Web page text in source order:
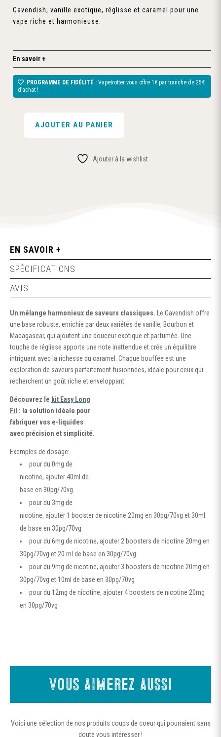
Cavendish, vanille exotique, réglisse et caramel pour une
vape riche et harmonieuse.
En savoir +
PROGRAMME DE FIDÉLITÉ : Vapetrotter vous offre 1€ par tranche de 25€
d’achat !
AJOUTER AU PANIER
Ajouter à la wishlist
EN SAVOIR +
SPÉCIFICATIONS
AVIS
Un mélange harmonieux de saveurs classiques. Le Cavendish offre
une base robuste, enrichie par deux variétés de vanille, Bourbon et
Madagascar, qui ajoutent une douceur exotique et parfumée. Une
touche de réglisse apporte une note inattendue et crée un équilibre
intriguant avec la richesse du caramel. Chaque bouffée est une
exploration de saveurs parfaitement fusionnées, idéale pour ceux qui
recherchent un goût riche et enveloppant.
Découvrez le kit Easy Long
Fil : la solution idéale pour
fabriquer vos e-liquides
avec précision et simplicité.
Exemples de dosage:
pour du 0mg de
nicotine, ajouter 40ml de
base en 30pg/70vg
pour du 3mg de
nicotine, ajouter 1 booster de nicotine 20mg en 30pg/70vg et 30ml
de base en 30pg/70vg
pour du 6mg de nicotine, ajouter 2 boosters de nicotine 20mg en
30pg/70vg et 20 ml de base en 30pg/70vg
pour du 9mg de nicotine, ajouter 3 boosters de nicotine 20mg en
30pg/70vg et 10ml de base en 30pg/70vg
pour du 12mg de nicotine, ajouter 4 boosters de nicotine 20mg
en 30pg/70vg
Vous aimerez aussi
Voici une sélection de nos produits coups de coeur qui pourraient sans
doute vous intéresser !